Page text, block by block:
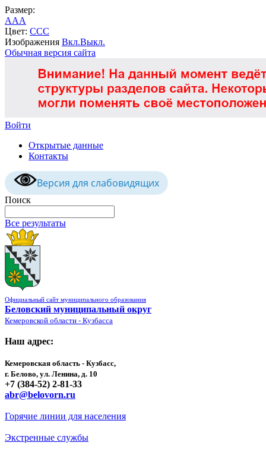
Размер:
AAA
Цвет: CCC
Изображения Вкл.Выкл.
Обычная версия сайта
Войти
Открытые данные
Контакты
Версия для слабовидящих
Поиск
Все результаты
Официальный сайт муниципального образования
Беловский муниципальный округ
Кемеровской области - Кузбасса
Наш адрес:
Кемеровская область - Кузбасс,
г. Белово, ул. Ленина, д. 10
+7 (384-52) 2-81-33
abr@belovorn.ru
Горячие линии для населения
Экстренные службы